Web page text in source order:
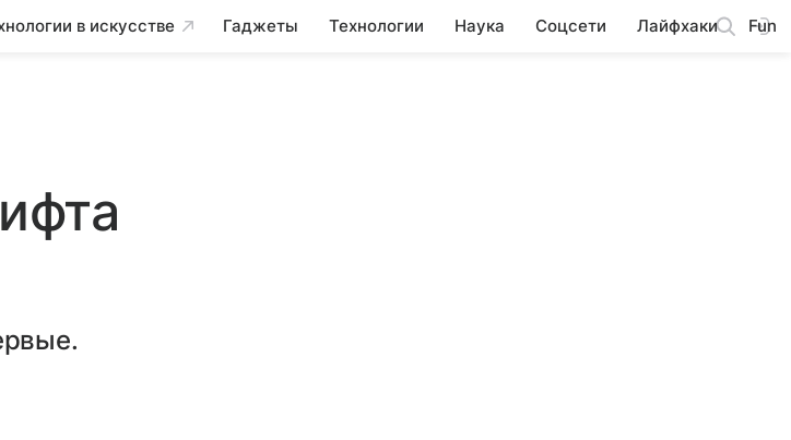
в искусстве Гаджеты Технологии Наука Соцсети Лайфхаки Fun